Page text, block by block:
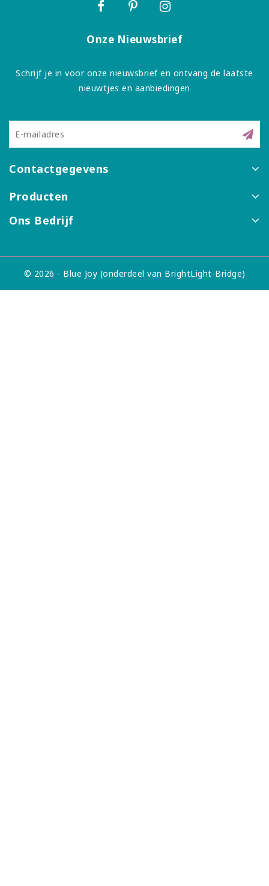
Onze Nieuwsbrief
Schrijf je in voor onze nieuwsbrief en ontvang de laatste
nieuwtjes en aanbiedingen
Contactgegevens
Producten
Ons Bedrijf
© 2026 - Blue Joy (onderdeel van BrightLight-Bridge)